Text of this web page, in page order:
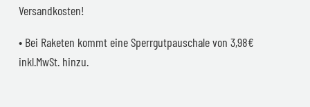
Versandkosten!
• Bei Raketen kommt eine Sperrgutpauschale von 3,98€
inkl.MwSt. hinzu.